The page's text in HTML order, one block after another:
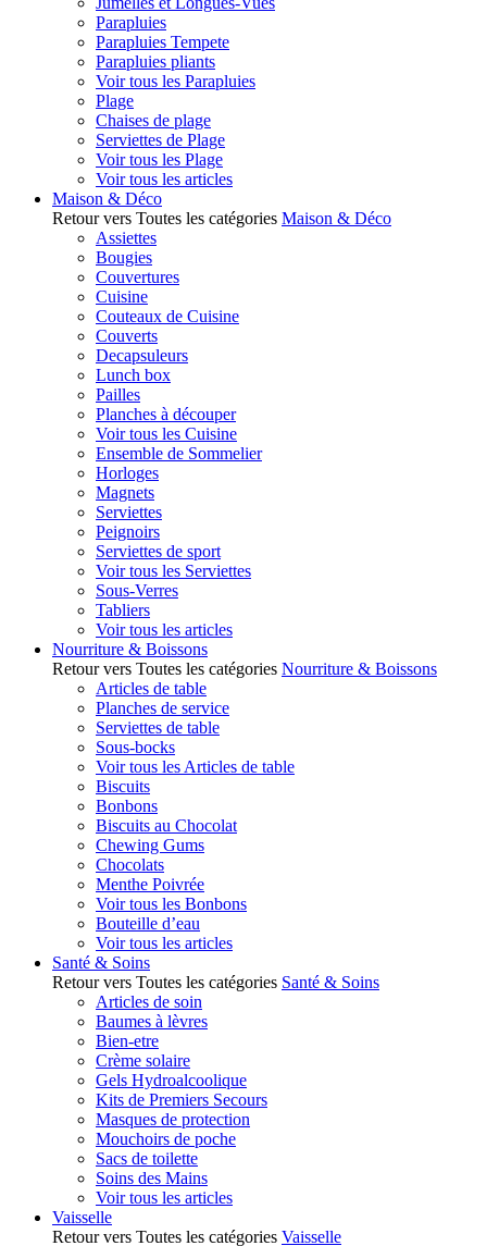
Parapluies
Parapluies Tempete
Parapluies pliants
Voir tous les Parapluies
Plage
Chaises de plage
Serviettes de Plage
Voir tous les Plage
Voir tous les articles
Maison & Déco
Retour vers Toutes les catégories Maison & Déco
Assiettes
Bougies
Couvertures
Cuisine
Couteaux de Cuisine
Couverts
Decapsuleurs
Lunch box
Pailles
Planches à découper
Voir tous les Cuisine
Ensemble de Sommelier
Horloges
Magnets
Serviettes
Peignoirs
Serviettes de sport
Voir tous les Serviettes
Sous-Verres
Tabliers
Voir tous les articles
Nourriture & Boissons
Retour vers Toutes les catégories Nourriture & Boissons
Articles de table
Planches de service
Serviettes de table
Sous-bocks
Voir tous les Articles de table
Biscuits
Bonbons
Biscuits au Chocolat
Chewing Gums
Chocolats
Menthe Poivrée
Voir tous les Bonbons
Bouteille d’eau
Voir tous les articles
Santé & Soins
Retour vers Toutes les catégories Santé & Soins
Articles de soin
Baumes à lèvres
Bien-etre
Crème solaire
Gels Hydroalcoolique
Kits de Premiers Secours
Masques de protection
Mouchoirs de poche
Sacs de toilette
Soins des Mains
Voir tous les articles
Vaisselle
Retour vers Toutes les catégories Vaisselle